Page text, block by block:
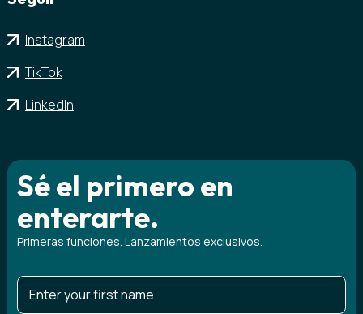
Instagram
TikTok
LinkedIn
Sé el primero en
enterarte.
Primeras funciones. Lanzamientos exclusivos.